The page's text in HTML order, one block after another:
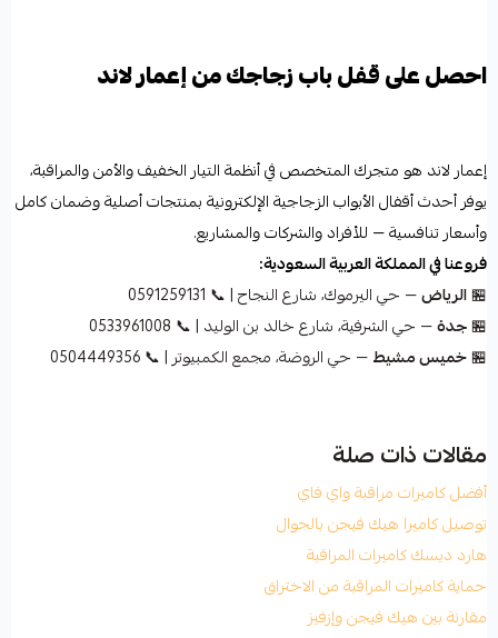
احصل على قفل باب زجاجك من إعمار لاند
إعمار لاند هو متجرك المتخصص في أنظمة التيار الخفيف والأمن والمراقبة،
يوفر أحدث أقفال الأبواب الزجاجية الإلكترونية بمنتجات أصلية وضمان كامل
وأسعار تنافسية — للأفراد والشركات والمشاريع.
فروعنا في المملكة العربية السعودية:
🏪الرياض— حي اليرموك، شارع النجاح | 📞 0591259131
🏪جدة— حي الشرفية، شارع خالد بن الوليد | 📞 0533961008
🏪خميس مشيط— حي الروضة، مجمع الكمبيوتر | 📞 0504449356
مقالات ذات صلة
أفضل كاميرات مراقبة واي فاي
توصيل كاميرا هيك فيجن بالجوال
هارد ديسك كاميرات المراقبة
حماية كاميرات المراقبة من الاختراق
مقارنة بين هيك فيجن وإزفيز